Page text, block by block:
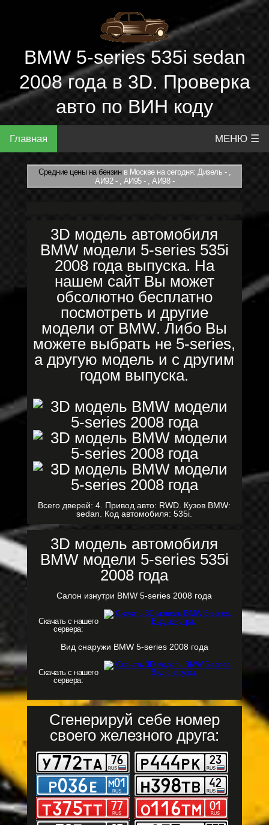
BMW 5-series 535i sedan
2008 года в 3D. Проверка
авто по ВИН коду
Главная МЕНЮ ☰
Средние цены на бензинв Москве на сегодня: Дизель - ,
АИ92 - , АИ95 - , АИ98 -
3D модель автомобиля
BMW модели 5-series 535i
2008 года выпуска. На
нашем сайт Вы может
обсолютно бесплатно
посмотреть и другие
модели от BMW. Либо Вы
можете выбрать не 5-series,
а другую модель и с другим
годом выпуска.
Всего дверей: 4. Привод авто: RWD. Кузов BMW:
sedan. Код автомобиля: 535i.
3D модель автомобиля
BMW модели 5-series 535i
2008 года
Салон изнутри BMW 5-series 2008 года
Скачать с нашего
сервера:
Вид снаружи BMW 5-series 2008 года
Скачать с нашего
сервера:
Сгенерируй себе номер
своего железного друга: